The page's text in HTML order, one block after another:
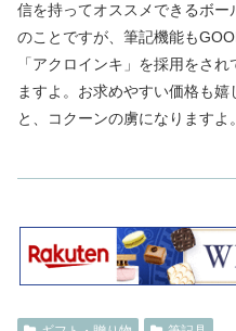
信を持ってオススメできるボ
のことですが、筆記機能も
「アクロインキ」を採用をさ
ますよ。お求めやすい価格も
と、コクーンの虜になりますよ。